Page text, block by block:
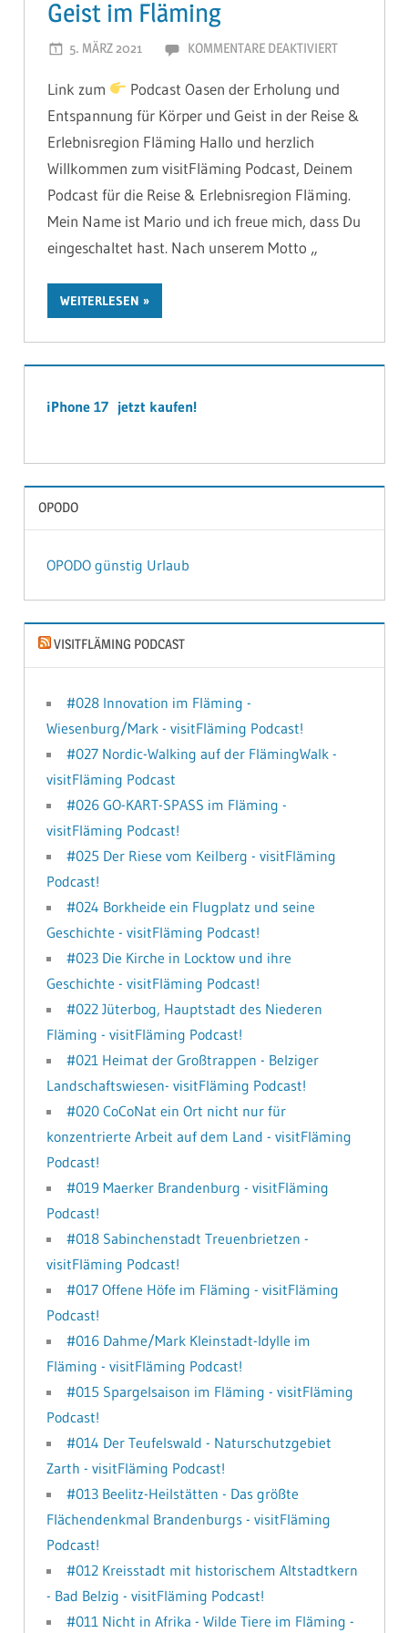
Geist im Fläming
5. MÄRZ 2021 MARIOHAGEN
KOMMENTARE DEAKTIVIERTFÜR
–
FÜR
KÖRPER
UND
Link zum
Podcast Oasen der Erholung und
Entspannung für Körper und Geist in der Reise &
Erlebnisregion Fläming Hallo und herzlich
Willkommen zum visitFläming Podcast, Deinem
Podcast für die Reise & Erlebnisregion Fläming.
Mein Name ist Mario und ich freue mich, dass Du
eingeschaltet hast. Nach unserem Motto „
WEITERLESEN
iPhone 17 jetzt kaufen!
OPODO
OPODO günstig Urlaub
VISITFLÄMING PODCAST
#028 Innovation im Fläming -
Wiesenburg/Mark - visitFläming Podcast!
#027 Nordic-Walking auf der FlämingWalk -
visitFläming Podcast
#026 GO-KART-SPASS im Fläming -
visitFläming Podcast!
#025 Der Riese vom Keilberg - visitFläming
Podcast!
#024 Borkheide ein Flugplatz und seine
Geschichte - visitFläming Podcast!
#023 Die Kirche in Locktow und ihre
Geschichte - visitFläming Podcast!
#022 Jüterbog, Hauptstadt des Niederen
Fläming - visitFläming Podcast!
#021 Heimat der Großtrappen - Belziger
Landschaftswiesen- visitFläming Podcast!
#020 CoCoNat ein Ort nicht nur für
konzentrierte Arbeit auf dem Land - visitFläming
Podcast!
#019 Maerker Brandenburg - visitFläming
Podcast!
#018 Sabinchenstadt Treuenbrietzen -
visitFläming Podcast!
#017 Offene Höfe im Fläming - visitFläming
Podcast!
#016 Dahme/Mark Kleinstadt-Idylle im
Fläming - visitFläming Podcast!
#015 Spargelsaison im Fläming - visitFläming
Podcast!
#014 Der Teufelswald - Naturschutzgebiet
Zarth - visitFläming Podcast!
#013 Beelitz-Heilstätten - Das größte
Flächendenkmal Brandenburgs - visitFläming
Podcast!
#012 Kreisstadt mit historischem Altstadtkern
- Bad Belzig - visitFläming Podcast!
#011 Nicht in Afrika - Wilde Tiere im Fläming -